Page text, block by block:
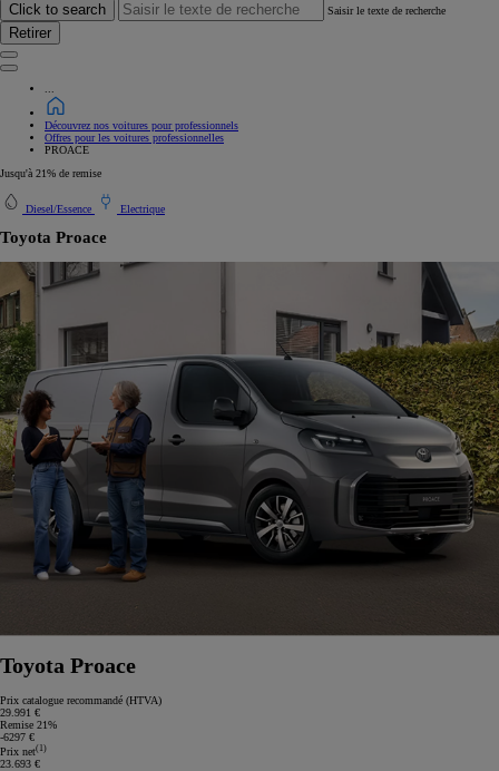
Click to search
Saisir le texte de recherche
Retirer
Découvrez nos voitures pour professionnels
Offres pour les voitures professionnelles
PROACE
Jusqu'à 21% de remise
Diesel/Essence Electrique
Toyota Proace
Toyota Proace
Prix catalogue recommandé (HTVA)
29.991 €
Remise 21%
-6297 €
Prix net(1)
23.693 €